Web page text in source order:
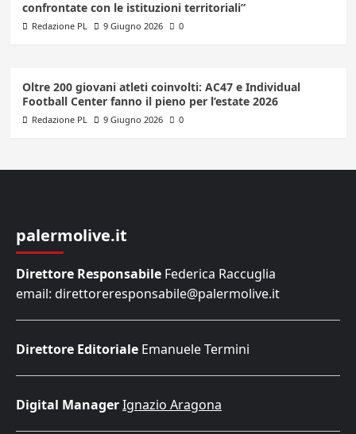
confrontate con le istituzioni territoriali”
Redazione PL 9 Giugno 2026 0
Oltre 200 giovani atleti coinvolti: AC47 e Individual
Football Center fanno il pieno per l’estate 2026
Redazione PL 9 Giugno 2026 0
palermolive.it
Direttore Responsabile Federica Raccuglia
email: direttoreresponsabile@palermolive.it
Direttore Editoriale Emanuele Termini
Digital ManagerIgnazio Aragona